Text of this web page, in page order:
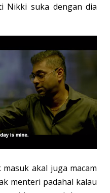
Nikki suka dengan dia
akal juga macam
menteri padahal kalau